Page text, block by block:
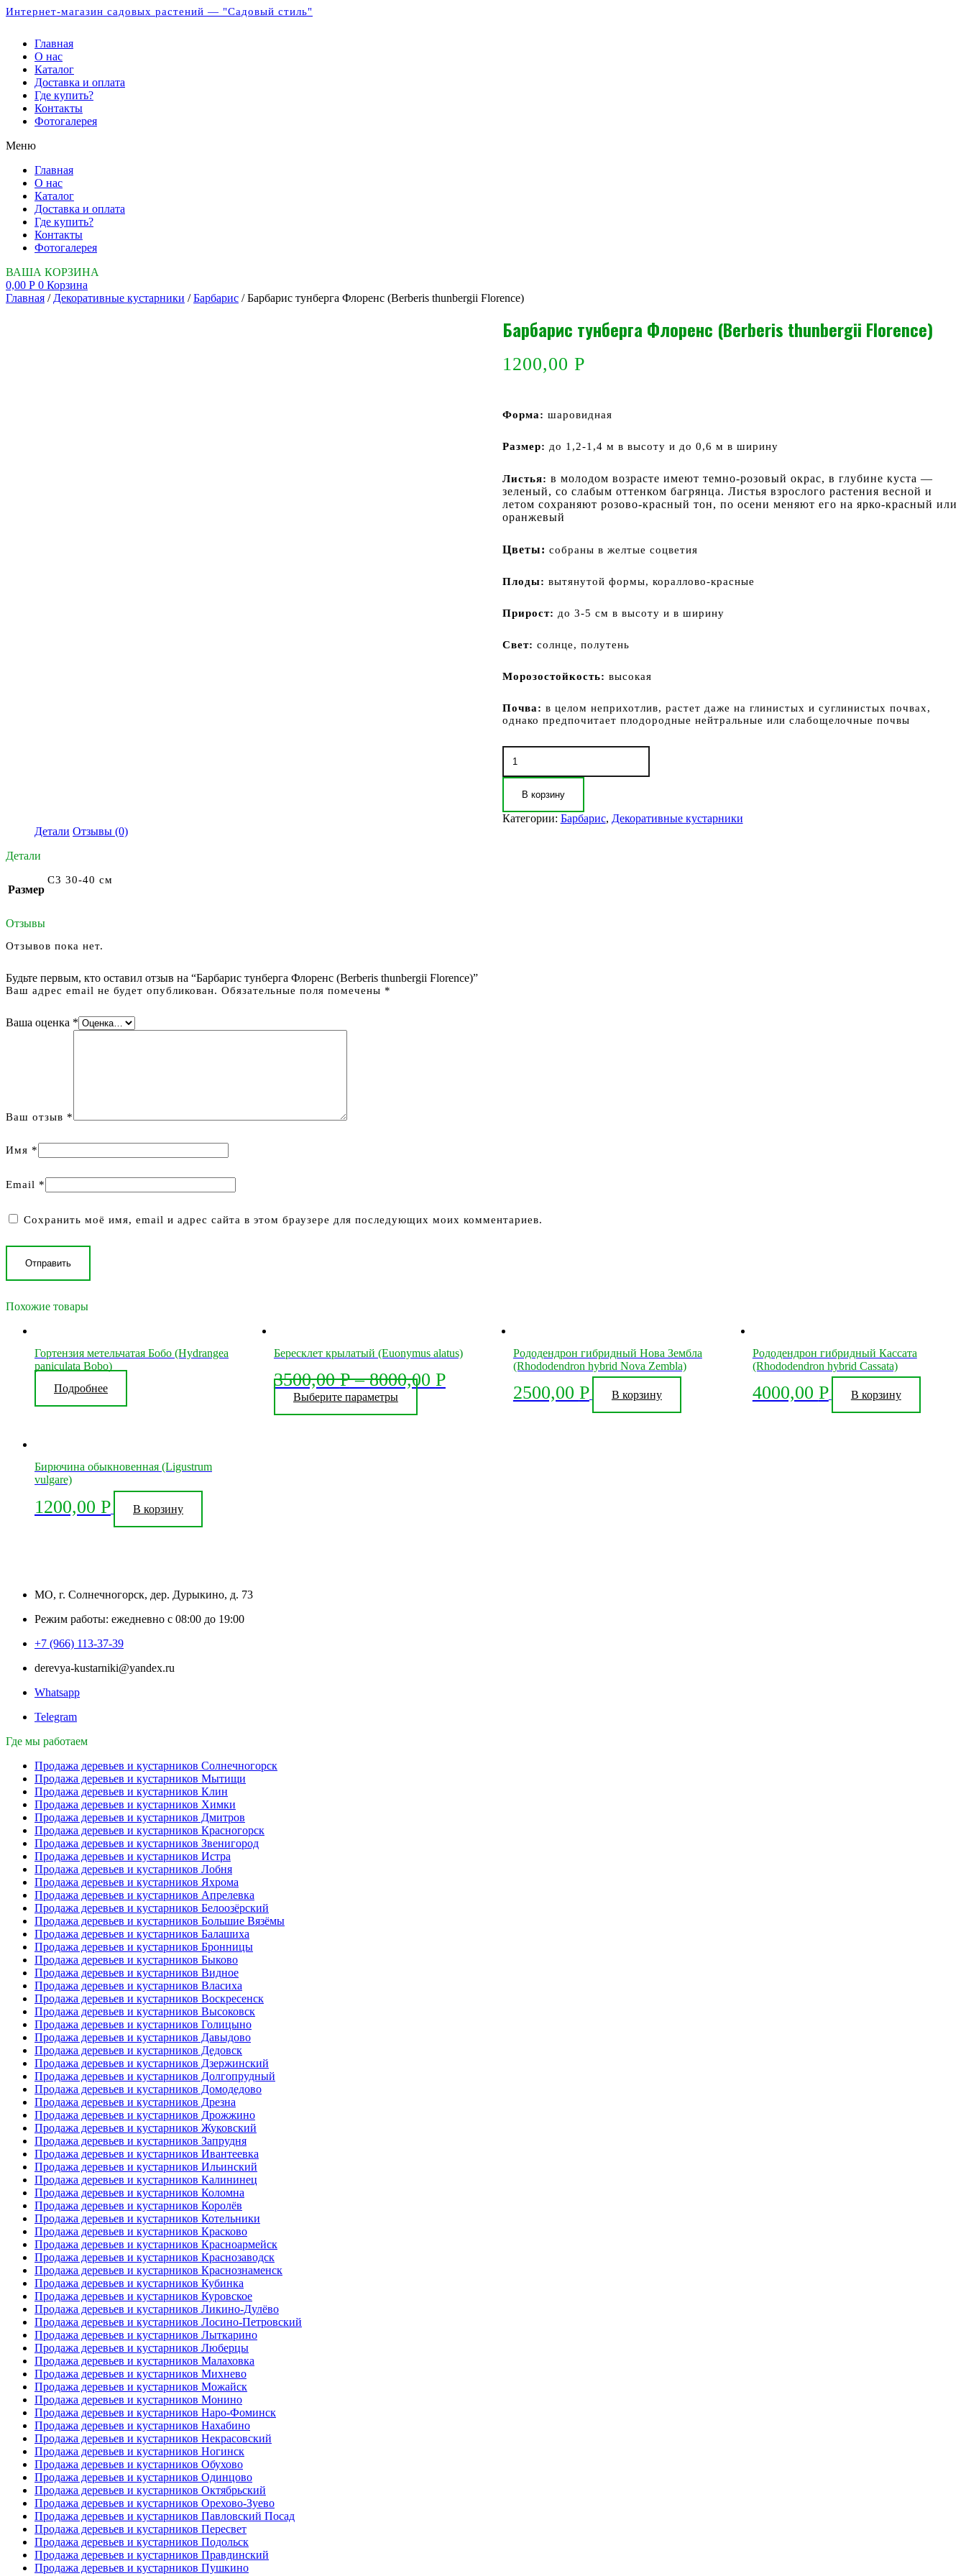
Интернет-магазин садовых растений — "Садовый стиль"
Главная
О нас
Каталог
Доставка и оплата
Где купить?
Контакты
Фотогалерея
Меню
Главная
О нас
Каталог
Доставка и оплата
Где купить?
Контакты
Фотогалерея
ВАША КОРЗИНА
0,00 Р 0 Корзина
Главная / Декоративные кустарники /Барбарис / Барбарис тунберга Флоренс (Berberis thunbergii Florence)
Барбарис тунберга Флоренс (Berberis thunbergii Florence)
1200,00 Р
Форма: шаровидная
Размер: до 1,2-1,4 м в высоту и до 0,6 м в ширину
Листья: в молодом возрасте имеют темно-розовый окрас, в глубине куста —
зеленый, со слабым оттенком багрянца. Листья взрослого растения весной и
летом сохраняют розово-красный тон, по осени меняют его на ярко-красный или
оранжевый
Цветы: собраны в желтые соцветия
Плоды: вытянутой формы, кораллово-красные
Прирост: до 3-5 см в высоту и в ширину
Свет: солнце, полутень
Морозостойкость: высокая
Почва: в целом неприхотлив, растет даже на глинистых и суглинистых почвах,
однако предпочитает плодородные нейтральные или слабощелочные почвы
Количество
товара
Барбарис
тунберга
Флоренс
(Berberis
В корзину
Категории: Барбарис, Декоративные кустарники
Детали Отзывы (0)
Детали
Размер
С3 30-40 см
Отзывы
Отзывов пока нет.
Будьте первым, кто оставил отзыв на “Барбарис тунберга Флоренс (Berberis thunbergii Florence)”
Ваш адрес email не будет опубликован. Обязательные поля помечены *
Ваша оценка *
Ваш отзыв *
Имя *
Email *
Сохранить моё имя, email и адрес сайта в этом браузере для последующих моих комментариев.
Похожие товары
Гортензия метельчатая Бобо (Hydrangea
paniculata Bobo)
Подробнее
Бересклет крылатый (Euonymus alatus)
3500,00Р–8000,00 Р
Выберите параметры
Рододендрон гибридный Нова Зембла
(Rhododendron hybrid Nova Zembla)
2500,00 Р В корзину
Рододендрон гибридный Кассата
(Rhododendron hybrid Cassata)
4000,00 Р В корзину
Бирючина обыкновенная (Ligustrum
vulgare)
1200,00 Р В корзину
МО, г. Солнечногорск, дер. Дурыкино, д. 73
Режим работы: ежедневно с 08:00 до 19:00
+7 (966) 113-37-39
derevya-kustarniki@yandex.ru
Whatsapp
Telegram
Где мы работаем
Продажа деревьев и кустарников Солнечногорск
Продажа деревьев и кустарников Мытищи
Продажа деревьев и кустарников Клин
Продажа деревьев и кустарников Химки
Продажа деревьев и кустарников Дмитров
Продажа деревьев и кустарников Красногорск
Продажа деревьев и кустарников Звенигород
Продажа деревьев и кустарников Истра
Продажа деревьев и кустарников Лобня
Продажа деревьев и кустарников Яхрома
Продажа деревьев и кустарников Апрелевка
Продажа деревьев и кустарников Белоозёрский
Продажа деревьев и кустарников Большие Вязёмы
Продажа деревьев и кустарников Балашиха
Продажа деревьев и кустарников Бронницы
Продажа деревьев и кустарников Быково
Продажа деревьев и кустарников Видное
Продажа деревьев и кустарников Власиха
Продажа деревьев и кустарников Воскресенск
Продажа деревьев и кустарников Высоковск
Продажа деревьев и кустарников Голицыно
Продажа деревьев и кустарников Давыдово
Продажа деревьев и кустарников Дедовск
Продажа деревьев и кустарников Дзержинский
Продажа деревьев и кустарников Долгопрудный
Продажа деревьев и кустарников Домодедово
Продажа деревьев и кустарников Дрезна
Продажа деревьев и кустарников Дрожжино
Продажа деревьев и кустарников Жуковский
Продажа деревьев и кустарников Запрудня
Продажа деревьев и кустарников Ивантеевка
Продажа деревьев и кустарников Ильинский
Продажа деревьев и кустарников Калининец
Продажа деревьев и кустарников Коломна
Продажа деревьев и кустарников Королёв
Продажа деревьев и кустарников Котельники
Продажа деревьев и кустарников Красково
Продажа деревьев и кустарников Красноармейск
Продажа деревьев и кустарников Краснозаводск
Продажа деревьев и кустарников Краснознаменск
Продажа деревьев и кустарников Кубинка
Продажа деревьев и кустарников Куровское
Продажа деревьев и кустарников Ликино-Дулёво
Продажа деревьев и кустарников Лосино-Петровский
Продажа деревьев и кустарников Лыткарино
Продажа деревьев и кустарников Люберцы
Продажа деревьев и кустарников Малаховка
Продажа деревьев и кустарников Михнево
Продажа деревьев и кустарников Можайск
Продажа деревьев и кустарников Монино
Продажа деревьев и кустарников Наро-Фоминск
Продажа деревьев и кустарников Нахабино
Продажа деревьев и кустарников Некрасовский
Продажа деревьев и кустарников Ногинск
Продажа деревьев и кустарников Обухово
Продажа деревьев и кустарников Одинцово
Продажа деревьев и кустарников Октябрьский
Продажа деревьев и кустарников Орехово-Зуево
Продажа деревьев и кустарников Павловский Посад
Продажа деревьев и кустарников Пересвет
Продажа деревьев и кустарников Подольск
Продажа деревьев и кустарников Правдинский
Продажа деревьев и кустарников Пушкино